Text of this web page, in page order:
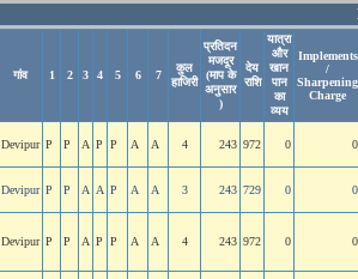
गांव 1 2 3 4 5 6 7
कुल
हाजिरी
प्रतिदन
मजदूर
(माप के
अनुसार
)
देय
राशि
यात्रा
और
खान
पान
का
व्यय
Implements
/
Sharpening
Charge
Devipur P P A P P A A 4 243 972 0 0
Devipur P P A A P A A 3 243 729 0 0
Devipur P P A P P A A 4 243 972 0 0